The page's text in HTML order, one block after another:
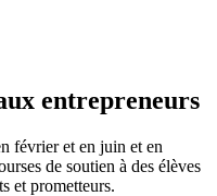
entrepreneurs
février et en juin et en
de soutien à des élèves
et prometteurs.